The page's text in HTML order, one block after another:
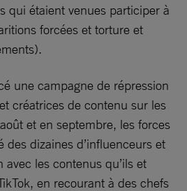
qui étaient venues participer à
forcées et torture et
une campagne de répression
créatrices de contenu sur les
et en septembre, les forces
des dizaines d’influenceurs et
les contenus qu’ils et
en recourant à des chefs